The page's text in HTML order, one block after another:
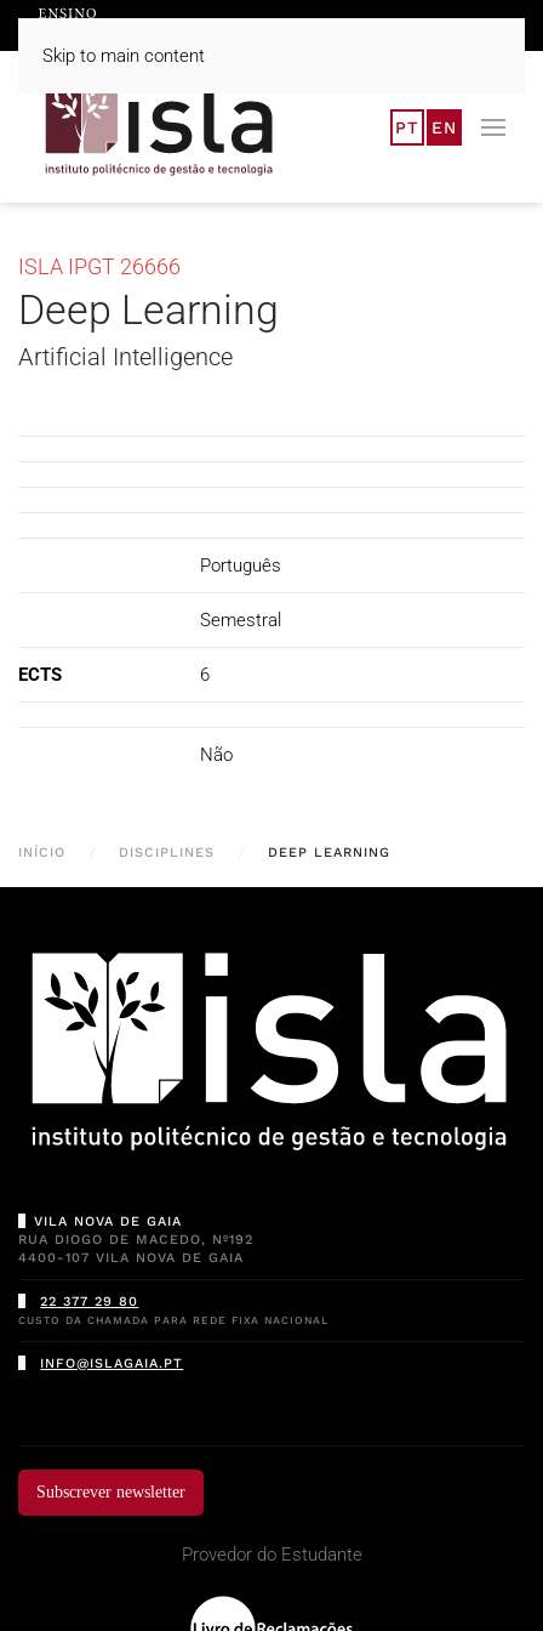
Skip to main content
PT EN
ISLA IPGT 26666
Deep Learning
Artificial Intelligence
Português
Semestral
ECTS 6
Não
INÍCIO DISCIPLINES DEEP LEARNING
VILA NOVA DE GAIA
RUA DIOGO DE MACEDO, Nº192
4400-107 VILA NOVA DE GAIA
22 377 29 80
CUSTO DA CHAMADA PARA REDE FIXA NACIONAL
INFO@ISLAGAIA.PT
Subscrever newsletter
Provedor do Estudante